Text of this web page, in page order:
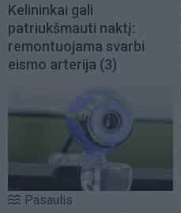
Kelininkai gali
patriukšmauti naktį:
remontuojama svarbi
eismo arterija (3)
Pasaulis